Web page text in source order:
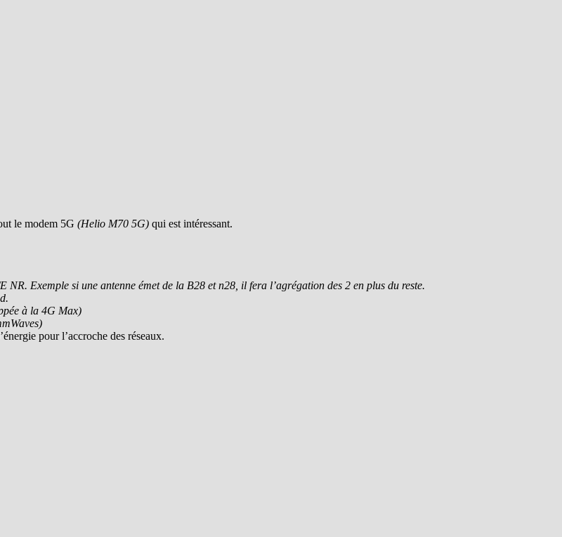
le modem 5G (Helio M70 5G) qui est intéressant.
Exemple si une antenne émet de la B28 et n28, il fera l’agrégation des 2 en plus du reste.
à la 4G Max)
pour l’accroche des réseaux.